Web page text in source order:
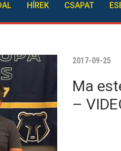
HÍREK CSAPAT
2017-09-25
Ma
–